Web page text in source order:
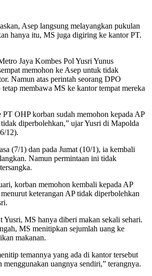
Asep langsung melayangkan pukulan
hanya itu, MS juga digiring ke kantor PT.
Jaya Kombes Pol Yusri Yunus
memohon ke Asep untuk tidak
Namun atas perintah seorang DPO
membawa MS ke kantor tempat mereka
PT OHP korban sudah memohon kepada AP
diperbolehkan,” ujar Yusri di Mapolda
12).
(7/1) dan pada Jumat (10/1), ia kembali
Namun permintaan ini tidak
korban memohon kembali kepada AP
keterangan AP tidak diperbolehkan
Yusri, MS hanya diberi makan sekali sehari.
MS menitipkan sejumlah uang ke
makanan.
temannya yang ada di kantor tersebut
uangnya sendiri,” terangnya.